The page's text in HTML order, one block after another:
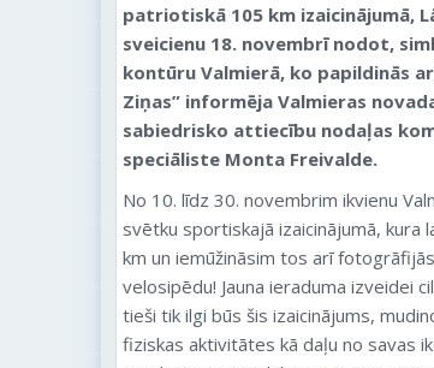
patriotiskā 105 km izaicinājumā,
sveicienu 18. novembrī nodot,
kontūru Valmierā, ko papildinās
Ziņas” informēja Valmieras
sabiedrisko attiecību nodaļas
speciāliste Monta Freivalde.
No 10. līdz 30. novembrim ikvienu
svētku sportiskajā izaicinājumā,
km un iemūžināsim tos arī
velosipēdu! Jauna ieraduma izveidei
tieši tik ilgi būs šis izaicinājums,
fiziskas aktivitātes kā daļu no savas